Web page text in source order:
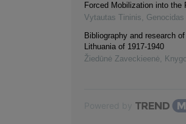
Forced Mobilization into the
Vytautas Tininis,
Bibliography and research
Lithuania of 1917-1940
Žiedūnė Zaveckieenė,